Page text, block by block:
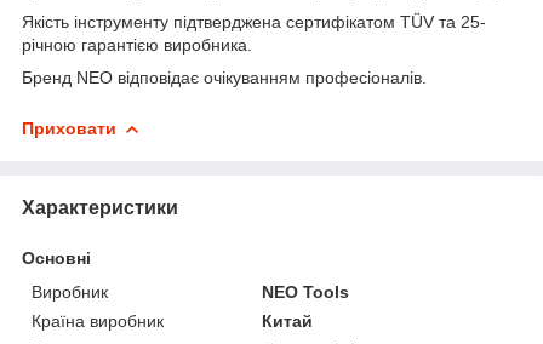
Якість інструменту підтверджена сертифікатом TÜV та 25-
річною гарантією виробника.
Бренд NEO відповідає очікуванням професіоналів.
Приховати
Характеристики
Основні
Виробник
NEO Tools
Країна виробник
Китай